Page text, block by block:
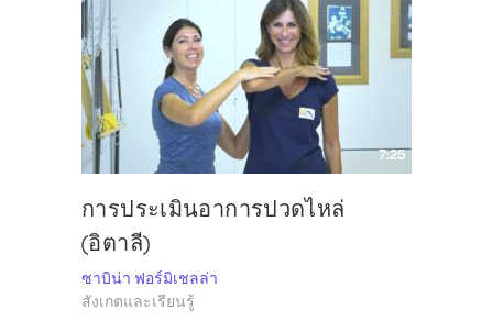
7:25
การประเมินอาการปวดไหล่
(อิตาลี)
ซาบิน่า ฟอร์มิเชลล่า
สังเกตและเรียนรู้